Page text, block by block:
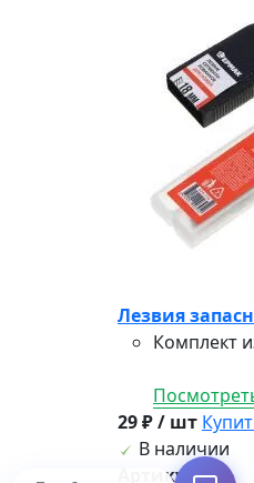
Лезвия
Комплект
29 ₽ / шт
В наличии
Артикул: